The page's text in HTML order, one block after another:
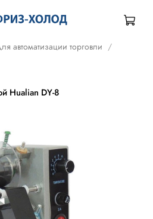
автоматизации торговли
Hualian DY-8